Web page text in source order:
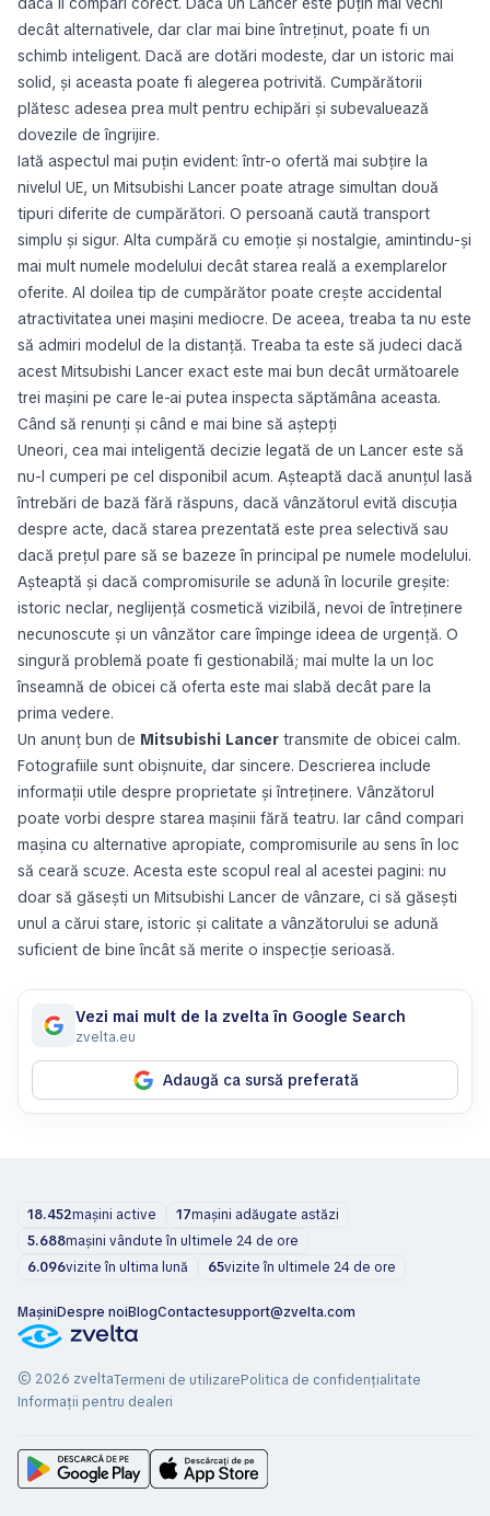
decât alternativele, dar clar mai bine întreținut, poate fi un
schimb inteligent. Dacă are dotări modeste, dar un istoric mai
solid, și aceasta poate fi alegerea potrivită. Cumpărătorii
plătesc adesea prea mult pentru echipări și subevaluează
dovezile de îngrijire.
Iată aspectul mai puțin evident: într-o ofertă mai subțire la
nivelul UE, un Mitsubishi Lancer poate atrage simultan două
tipuri diferite de cumpărători. O persoană caută transport
simplu și sigur. Alta cumpără cu emoție și nostalgie, amintindu-și
mai mult numele modelului decât starea reală a exemplarelor
oferite. Al doilea tip de cumpărător poate crește accidental
atractivitatea unei mașini mediocre. De aceea, treaba ta nu este
să admiri modelul de la distanță. Treaba ta este să judeci dacă
acest Mitsubishi Lancer exact este mai bun decât următoarele
trei mașini pe care le-ai putea inspecta săptămâna aceasta.
Când să renunți și când e mai bine să aștepți
Uneori, cea mai inteligentă decizie legată de un Lancer este să
nu-l cumperi pe cel disponibil acum. Așteaptă dacă anunțul lasă
întrebări de bază fără răspuns, dacă vânzătorul evită discuția
despre acte, dacă starea prezentată este prea selectivă sau
dacă prețul pare să se bazeze în principal pe numele modelului.
Așteaptă și dacă compromisurile se adună în locurile greșite:
istoric neclar, neglijență cosmetică vizibilă, nevoi de întreținere
necunoscute și un vânzător care împinge ideea de urgență. O
singură problemă poate fi gestionabilă; mai multe la un loc
înseamnă de obicei că oferta este mai slabă decât pare la
prima vedere.
Un anunț bun de Mitsubishi Lancer transmite de obicei calm.
Fotografiile sunt obișnuite, dar sincere. Descrierea include
informații utile despre proprietate și întreținere. Vânzătorul
poate vorbi despre starea mașinii fără teatru. Iar când compari
mașina cu alternative apropiate, compromisurile au sens în loc
să ceară scuze. Acesta este scopul real al acestei pagini: nu
doar să găsești un Mitsubishi Lancer de vânzare, ci să găsești
unul a cărui stare, istoric și calitate a vânzătorului se adună
suficient de bine încât să merite o inspecție serioasă.
Vezi mai mult de la zvelta în Google Search
zvelta.eu
Adaugă ca sursă preferată
18.452mașini active 17mașini adăugate astăzi
5.688mașini vândute în ultimele 24 de ore
6.096vizite în ultima lună 65vizite în ultimele 24 de ore
MașiniDespre noiBlogContactesupport@zvelta.com
© 2026 zveltaTermeni de utilizarePolitica de confidențialitate
Informații pentru dealeri